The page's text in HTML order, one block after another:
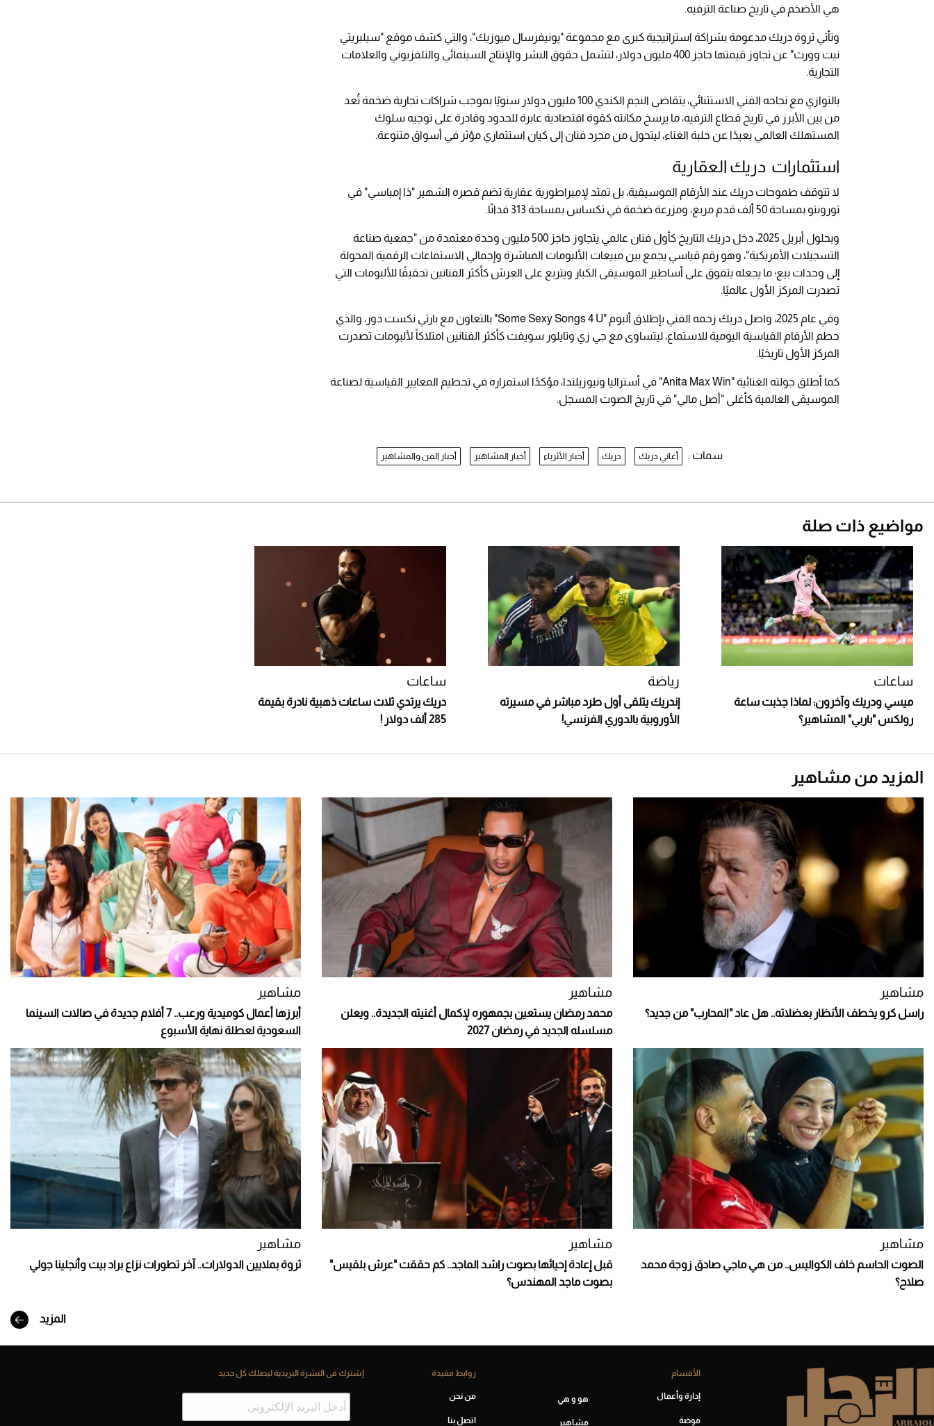
هي الأضخم في تاريخ صناعة الترفيه.
وتأتي ثروة دريك مدعومة بشراكة استراتيجية كبرى مع مجموعة "يونيفرسال ميوزيك"، والتي كشف موقع "سيلبريتي
نيت وورث" عن تجاوز قيمتها حاجز 400 مليون دولار، لتشمل حقوق النشر والإنتاج السينمائي والتلفزيوني والعلامات
التجارية.
بالتوازي مع نجاحه الفني الاستثنائي، يتقاضى النجم الكندي 100 مليون دولار سنويًا بموجب شراكات تجارية ضخمة تُعد
من بين الأبرز في تاريخ قطاع الترفيه، ما يرسخ مكانته كقوة اقتصادية عابرة للحدود وقادرة على توجيه سلوك
المستهلك العالمي بعيدًا عن حلبة الغناء، ليتحول من مجرد فنان إلى كيان استثماري مؤثر في أسواق متنوعة.
استثمارات دريك العقارية
لا تتوقف طموحات دريك عند الأرقام الموسيقية، بل تمتد لإمبراطورية عقارية تضم قصره الشهير "ذا إمباسي" في
تورونتو بمساحة 50 ألف قدم مربع، ومزرعة ضخمة في تكساس بمساحة 313 فدانًا.
وبحلول أبريل 2025، دخل دريك التاريخ كأول فنان عالمي يتجاوز حاجز 500 مليون وحدة معتمدة من "جمعية صناعة
التسجيلات الأمريكية"، وهو رقم قياسي يجمع بين مبيعات الألبومات المباشرة وإجمالي الاستماعات الرقمية المحولة
إلى وحدات بيع؛ ما يجعله يتفوق على أساطير الموسيقى الكبار ويتربع على العرش كأكثر الفنانين تحقيقًا للألبومات التي
تصدرت المركز الأول عالميًا.
وفي عام 2025، واصل دريك زخمه الفني بإطلاق ألبوم "Some Sexy Songs 4 U" بالتعاون مع بارتي نكست دور، والذي
حطم الأرقام القياسية اليومية للاستماع، ليتساوى مع جي زي وتايلور سويفت كأكثر الفنانين امتلاكاً لألبومات تصدرت
المركز الأول تاريخيًا.
كما أطلق جولته الغنائية "Anita Max Win" في أستراليا ونيوزيلندا، مؤكدًا استمراره في تحطيم المعايير القياسية لصناعة
الموسيقى العالمية كأغلى "أصل مالي" في تاريخ الصوت المسجل.
سمات : أغاني دريك دريك أخبار الأثرياء أخبار المشاهير أخبار الفن والمشاهير
مواضيع ذات صلة
ساعات
ميسي ودريك وآخرون: لماذا جذبت ساعة
رولكس "باربي" المشاهير؟
رياضة
إندريك يتلقى أول طرد مباشر في مسيرته
الأوروبية بالدوري الفرنسي!
ساعات
دريك يرتدي ثلاث ساعات ذهبية نادرة بقيمة
285 ألف دولار !
المزيد من مشاهير
مشاهير
راسل كرو يخطف الأنظار بعضلاته.. هل عاد "المحارب" من جديد؟
مشاهير
محمد رمضان يستعين بجمهوره لإكمال أغنيته الجديدة.. ويعلن
مسلسله الجديد في رمضان 2027
مشاهير
أبرزها أعمال كوميدية ورعب.. 7 أفلام جديدة في صالات السينما
السعودية لعطلة نهاية الأسبوع
مشاهير
الصوت الحاسم خلف الكواليس.. من هي ماجي صادق زوجة محمد
صلاح؟
مشاهير
قبل إعادة إحيائها بصوت راشد الماجد.. كم حققت "عرش بلقيس"
بصوت ماجد المهندس؟
مشاهير
ثروة بملايين الدولارات.. آخر تطورات نزاع براد بيت وأنجلينا جولي
المزيد
الأقسام
إدارة وأعمال
موضة
هو و هي
مشاهير
روابط مفيدة
من نحن
اتصل بنا
إشترك فى النشرة البريدية ليصلك كل جديد